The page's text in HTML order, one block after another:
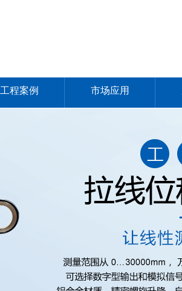
工程案例 市场应用